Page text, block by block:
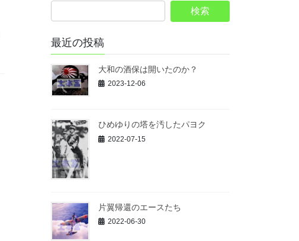
最近の投稿
大和の酒保は開いたのか？
2023-12-06
ひめゆりの塔を汚したパヨク
2022-07-15
片翼帰還のエースたち
2022-06-30